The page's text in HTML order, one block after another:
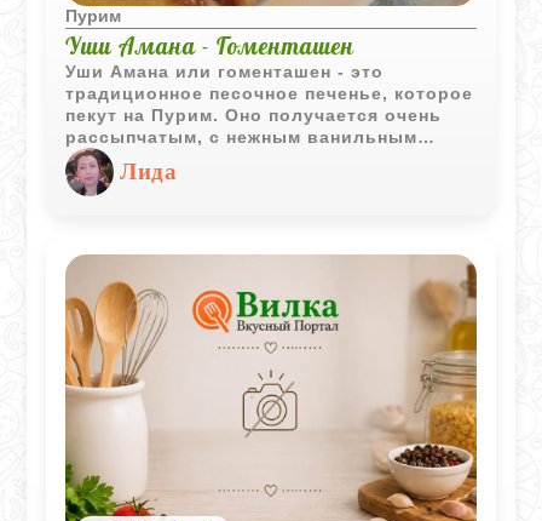
Пурим
Уши Амана - Гоменташен
Уши Амана или гоменташен - это
традиционное песочное печенье, которое
пекут на Пурим. Оно получается очень
рассыпчатым, с нежным ванильным
ароматом, а внутрь можно положить
абсолютно любую любимую начинку,
главное чтобы она была густой и не
Лида